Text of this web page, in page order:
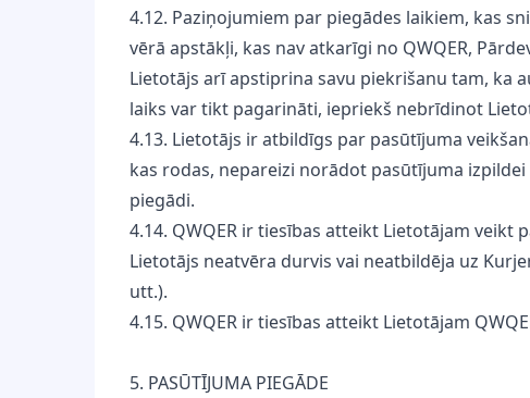
4.12. Paziņojumiem par piegādes laikiem, kas
vērā apstākļi, kas nav atkarīgi no QWQER,
Lietotājs arī apstiprina savu piekrišanu tam, ka
laiks var tikt pagarināti, iepriekš nebrīdinot
4.13. Lietotājs ir atbildīgs par pasūtījuma
kas rodas, nepareizi norādot pasūtījuma
piegādi.
4.14. QWQER ir tiesības atteikt Lietotājam
Lietotājs neatvēra durvis vai neatbildēja uz
utt.).
4.15. QWQER ir tiesības atteikt Lietotājam
5. PASŪTĪJUMA PIEGĀDE